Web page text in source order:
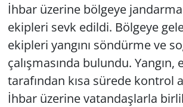
İhbar üzerine bölgeye
ekipleri sevk edildi. Bölgeye
ekipleri yangını söndürme ve
çalışmasında bulundu. Yangın,
tarafından kısa sürede kontrol
İhbar üzerine vatandaşlarla